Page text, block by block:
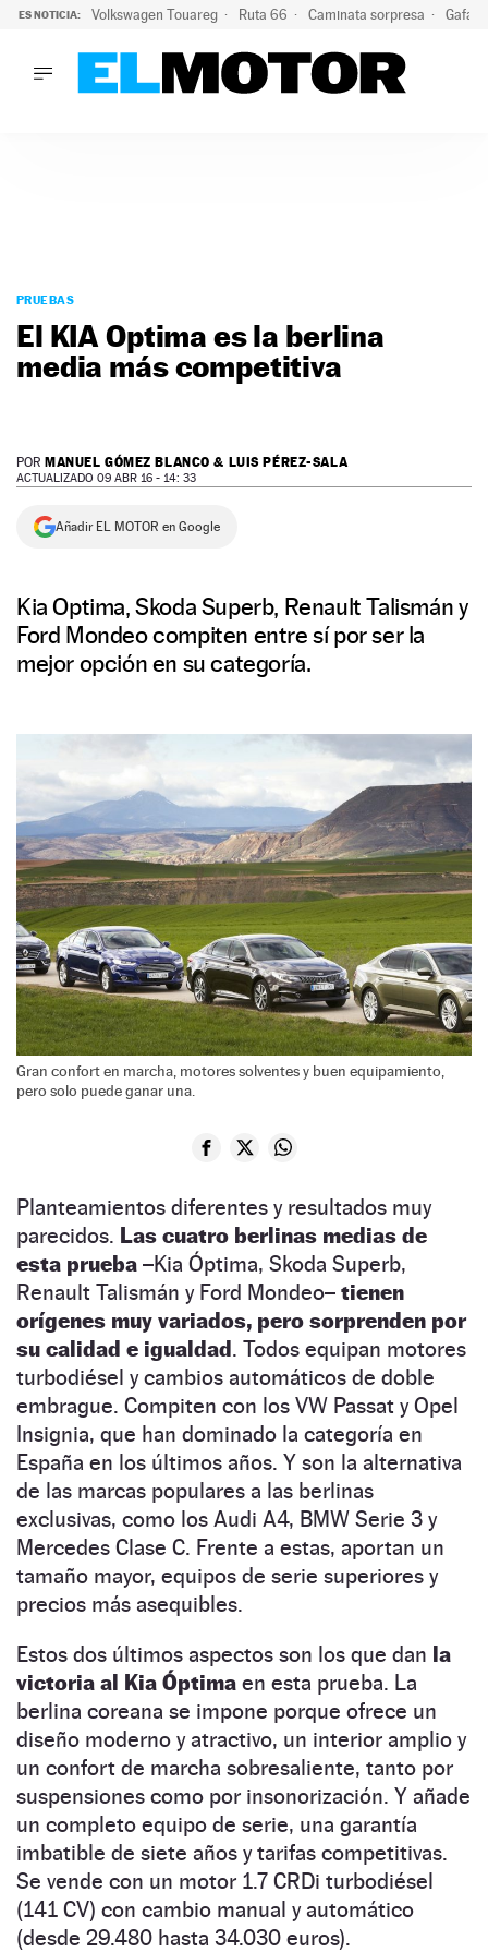
ES NOTICIA: Volkswagen Touareg Ruta 66 Caminata sorpresa Gafas
PODCAST
MOTOS
TECNOLOGÍA
SERVICIOS
NEWSLETTER
PRUEBAS
El KIA Optima es la berlina
media más competitiva
POR MANUEL GÓMEZ BLANCO & LUIS PÉREZ-SALA
ACTUALIZADO 09 ABR 16 - 14: 33
Añadir EL MOTOR en Google
Kia Optima, Skoda Superb, Renault Talismán y
Ford Mondeo compiten entre sí por ser la
mejor opción en su categoría.
Gran confort en marcha, motores solventes y buen equipamiento,
pero solo puede ganar una.
Planteamientos diferentes y resultados muy
parecidos. Las cuatro berlinas medias de
esta prueba –Kia Óptima, Skoda Superb,
Renault Talismán y Ford Mondeo– tienen
orígenes muy variados, pero sorprenden por
su calidad e igualdad. Todos equipan motores
turbodiésel y cambios automáticos de doble
embrague. Compiten con los VW Passat y Opel
Insignia, que han dominado la categoría en
España en los últimos años. Y son la alternativa
de las marcas populares a las berlinas
exclusivas, como los Audi A4, BMW Serie 3 y
Mercedes Clase C. Frente a estas, aportan un
tamaño mayor, equipos de serie superiores y
precios más asequibles.
Estos dos últimos aspectos son los que dan la
victoria al Kia Óptima en esta prueba. La
berlina coreana se impone porque ofrece un
diseño moderno y atractivo, un interior amplio y
un confort de marcha sobresaliente, tanto por
suspensiones como por insonorización. Y añade
un completo equipo de serie, una garantía
imbatible de siete años y tarifas competitivas.
Se vende con un motor 1.7 CRDi turbodiésel
(141 CV) con cambio manual y automático
(desde 29.480 hasta 34.030 euros).